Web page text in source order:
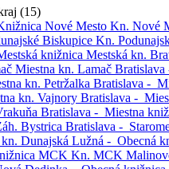
(15)
Nové Mesto Kn. Nové
Biskupice Kn.
knižnica Mestská kn.
Miestna kn. Lamač Bratislava
kn. Petržalka Bratislava -
kn. Vajnory Bratislava -
Bratislava - Miestna
Bystrica Bratislava -
kn. Dunajská Lužná - Obecná
MCK Kn. MCK